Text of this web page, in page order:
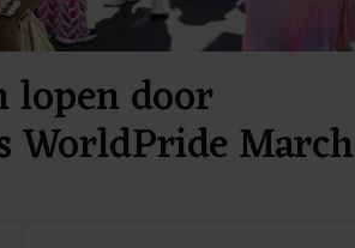
lopen door
WorldPride March